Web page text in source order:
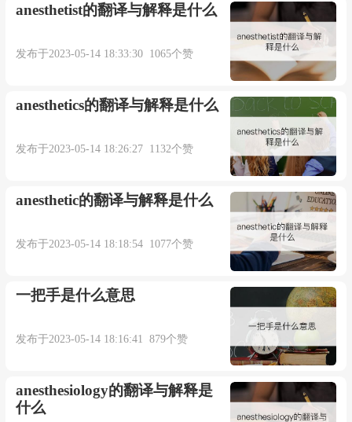
本内容部分来源于网络，谨供免费学习使用，如有侵权，可
以通过邮箱juexin@juexinw.com联系我们删除！
anesthetist的翻译与解释是什么
发布于2023-05-14 18:33:30 1065个赞
anesthetics的翻译与解释是什么
发布于2023-05-14 18:26:27 1132个赞
anesthetic的翻译与解释是什么
发布于2023-05-14 18:18:54 1077个赞
一把手是什么意思
发布于2023-05-14 18:16:41 879个赞
anesthesiology的翻译与解释是
什么